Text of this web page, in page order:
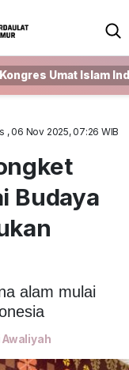
Umat Islam
, 06 Nov 2025, 07:26 WIB
Budaya
alam mulai
Awaliyah